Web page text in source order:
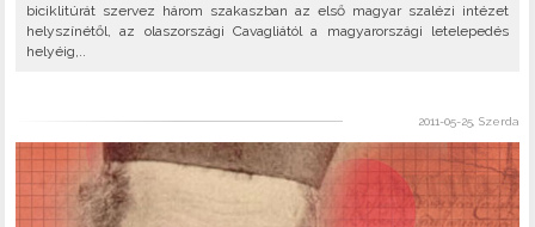
biciklitúrát szervez három szakaszban az első magyar szalézi intézet
helyszínétől, az olaszországi Cavagliától a magyarországi letelepedés
helyéig,..
2011-05-25, Szerda